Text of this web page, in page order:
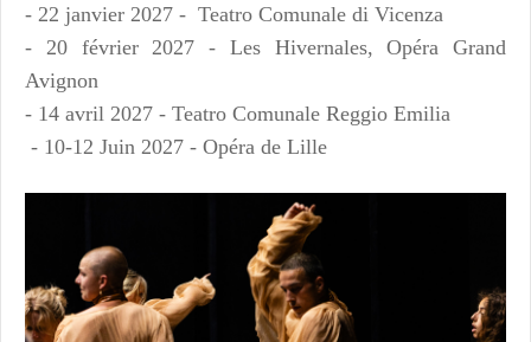
- 22 janvier 2027 - Teatro Comunale di Vicenza
- 20 février 2027 - Les Hivernales, Opéra Grand
Avignon
- 14 avril 2027 - Teatro Comunale Reggio Emilia
- 10-12 Juin 2027 - Opéra de Lille